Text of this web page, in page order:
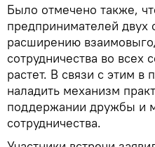
Было отмечено также,
предпринимателей двух
расширению
сотрудничества во всех
растет. В связи с этим в
наладить механизм
поддержании дружбы и
сотрудничества.